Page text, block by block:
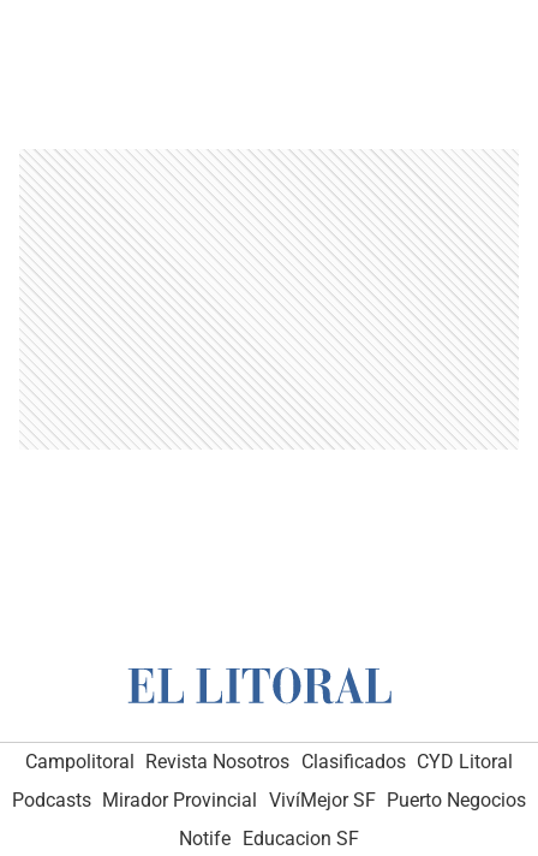
Campolitoral Revista Nosotros Clasificados CYD Litoral
Podcasts Mirador Provincial VivíMejor SF Puerto Negocios
Notife Educacion SF